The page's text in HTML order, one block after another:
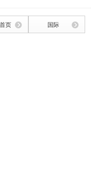
页 国际